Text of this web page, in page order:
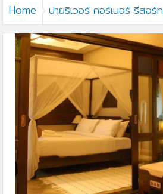
Home ปายริเวอร์ คอร์เนอร์ รีสอร์ท
รีสอร์ท3